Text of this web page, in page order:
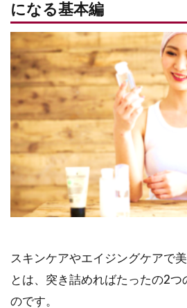
になる基本編
スキンケアやエイジングケアで
とは、突き詰めればたったの2
のです。